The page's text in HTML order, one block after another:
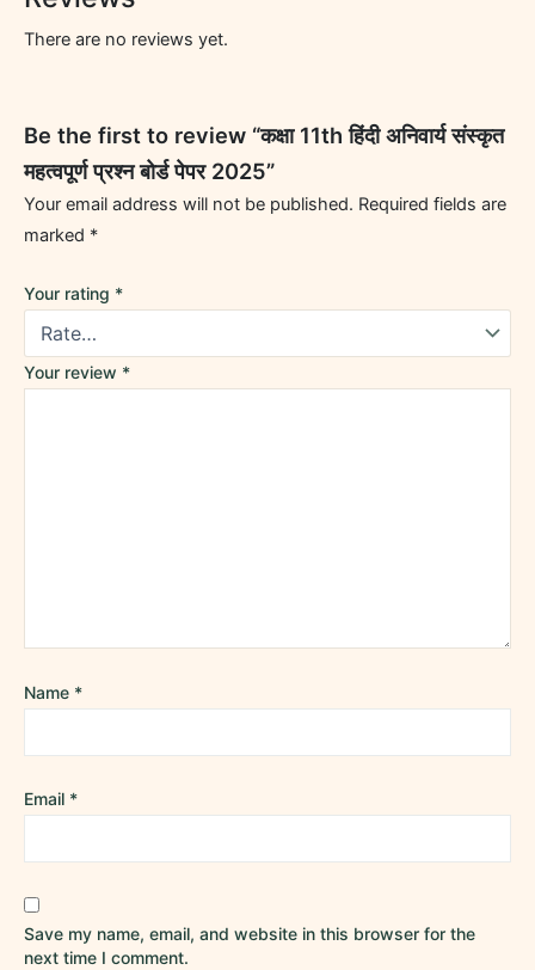
There are no reviews yet.
Be the first to review “कक्षा 11th हिंदी अनिवार्य संस्कृत
महत्वपूर्ण प्रश्न बोर्ड पेपर 2025”
Your email address will not be published. Required fields are
marked *
Your rating *
Your review *
Name *
Email *
Save my name, email, and website in this browser for the
next time I comment.